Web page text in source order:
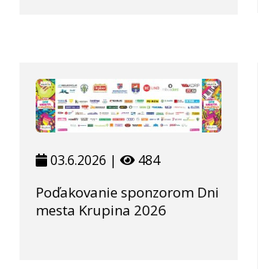
03.6.2026 | 484
Poďakovanie sponzorom Dni
mesta Krupina 2026